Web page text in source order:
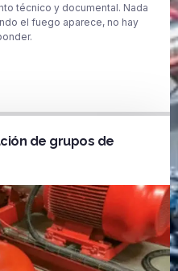
técnico y documental. Nada
el fuego aparece, no hay
de grupos de